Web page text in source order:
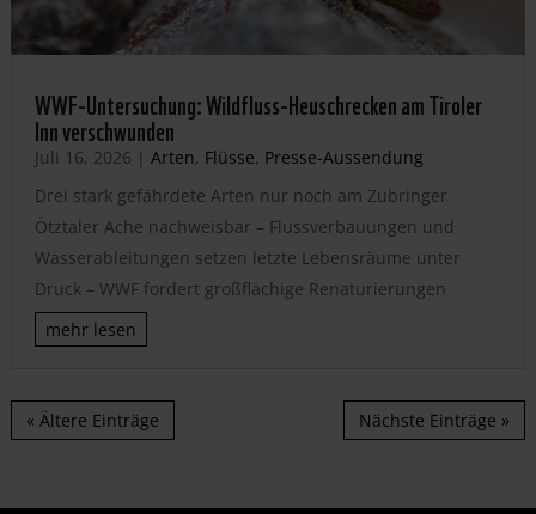
WWF-Untersuchung: Wildfluss-Heuschrecken am Tiroler
Inn verschwunden
Juli 16, 2026 | Arten, Flüsse, Presse-Aussendung
Drei stark gefährdete Arten nur noch am Zubringer
Ötztaler Ache nachweisbar – Flussverbauungen und
Wasserableitungen setzen letzte Lebensräume unter
Druck – WWF fordert großflächige Renaturierungen
mehr lesen
« Ältere Einträge Nächste Einträge »